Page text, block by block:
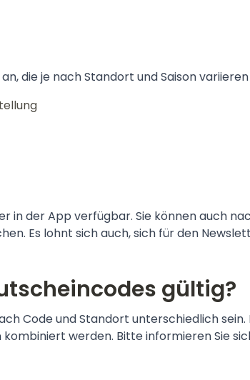
die je nach Standort und Saison
in der App verfügbar. Sie können auch
Es lohnt sich auch, sich für den
gültig?
Code und Standort unterschiedlich
werden. Bitte informieren Sie